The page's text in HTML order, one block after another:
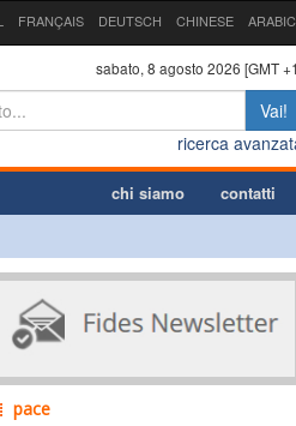
FRANÇAIS DEUTSCH CHINESE ARABIC
sabato, 8 agosto 2026 [GMT
Vai!
ricerca
chi siamo contatti
pace